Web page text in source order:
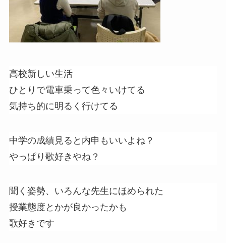
高校新しい生活
ひとりで電車乗って色々いけてる
気持ち的に明るく行けてる
中学の成績見ると内申もいいよね？
やっぱり歌好きやね？
聞く姿勢、いろんな先生にほめられた
授業態度とかが良かったかも
歌好きです